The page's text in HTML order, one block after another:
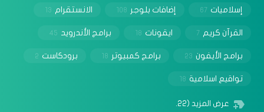
إسلاميات 67 إضافات بلوجر 108 الانستقرام 13
القرآن كريم 7 ايقونات 18 برامج الأندرويد 45
برامج الأيفون 23 برامج كمبيوتر 18 برودكاست 2
تواقيع اسلامية 18
عرض المزيد (22)